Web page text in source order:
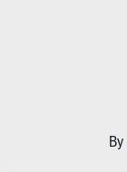
By